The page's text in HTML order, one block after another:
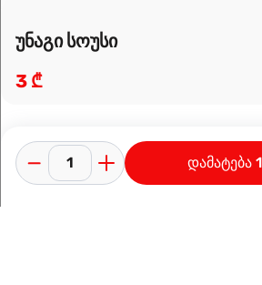
უნაგი სოუსი
3 ₾
დამატება